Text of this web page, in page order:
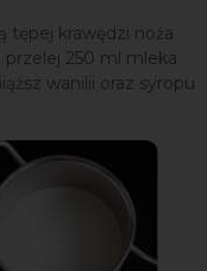
tępej krawędzi noża
250 ml mleka
wanilii oraz syropu